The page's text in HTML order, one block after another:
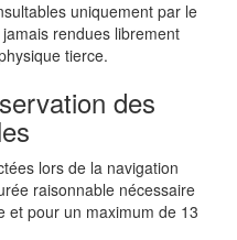
uniquement par le
rendues librement
tierce.
des
lors de la navigation
raisonnable nécessaire
et pour un maximum de 13